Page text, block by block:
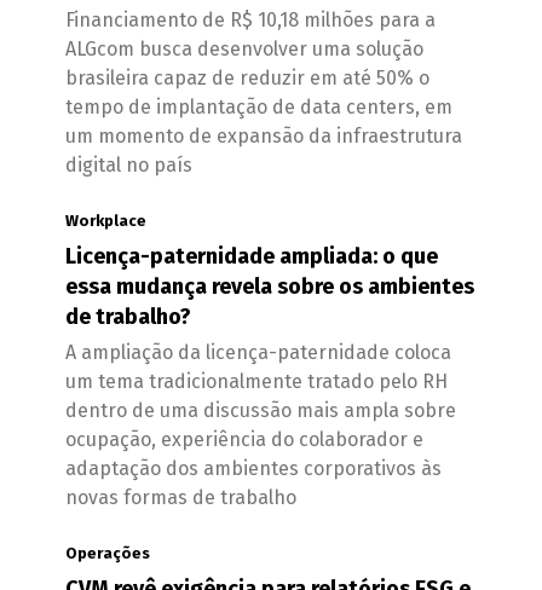
Financiamento de R$ 10,18 milhões para a
ALGcom busca desenvolver uma solução
brasileira capaz de reduzir em até 50% o
tempo de implantação de data centers, em
um momento de expansão da infraestrutura
digital no país
Workplace
Licença-paternidade ampliada: o que
essa mudança revela sobre os ambientes
de trabalho?
A ampliação da licença-paternidade coloca
um tema tradicionalmente tratado pelo RH
dentro de uma discussão mais ampla sobre
ocupação, experiência do colaborador e
adaptação dos ambientes corporativos às
novas formas de trabalho
Operações